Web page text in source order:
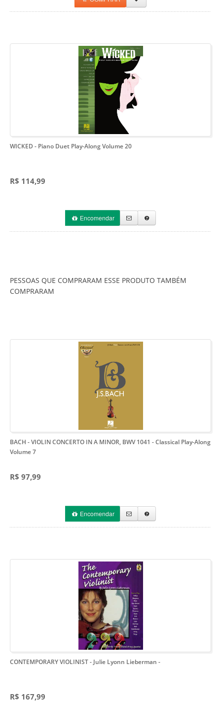
WICKED - Piano Duet Play-Along Volume 20
R$ 114,99
Encomendar
PESSOAS QUE COMPRARAM ESSE PRODUTO TAMBÉM
COMPRARAM
BACH - VIOLIN CONCERTO IN A MINOR, BWV 1041 - Classical Play-Along
Volume 7
R$ 97,99
Encomendar
CONTEMPORARY VIOLINIST - Julie Lyonn Lieberman -
R$ 167,99